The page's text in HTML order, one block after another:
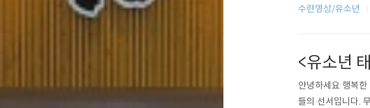
죠?!ㅎㅎ 오늘은
수련영상/유소년
<유소년
안녕하세요 행복
들의 선서입니다.